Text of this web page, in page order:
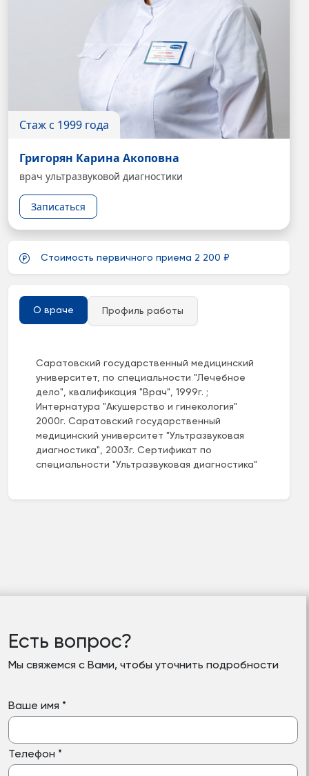
Стаж с 1999 года
Григорян Карина Акоповна
врач ультразвуковой диагностики
Записаться
Стоимость первичного приема 2 200 ₽
О враче Профиль работы
Саратовский государственный медицинский
университет, по специальности "Лечебное
дело", квалификация "Врач", 1999г. ;
Интернатура "Акушерство и гинекология"
2000г. Саратовский государственный
медицинский университет "Ультразвуковая
диагностика", 2003г. Сертификат по
специальности "Ультразвуковая диагностика"
Есть вопрос?
Мы свяжемся с Вами, чтобы уточнить подробности
Ваше имя *
Телефон *